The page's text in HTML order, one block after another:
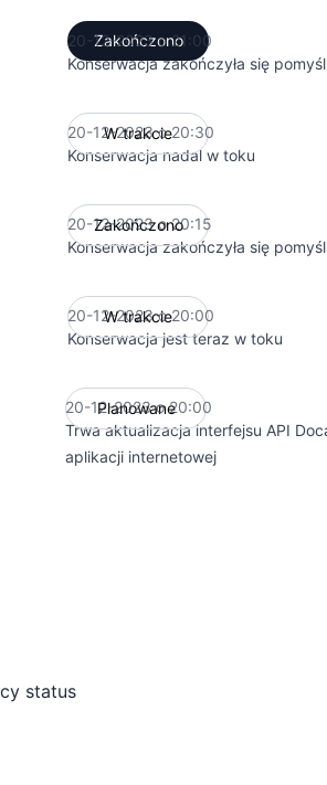
Zakończono
20-12-2023 o 21:00
Konserwacja zakończyła się
W trakcie
20-12-2023 o 20:30
Konserwacja nadal w toku
Zakończono
20-12-2023 o 20:15
Konserwacja zakończyła się
W trakcie
20-12-2023 o 20:00
Konserwacja jest teraz w toku
Planowane
20-12-2023 o 20:00
Trwa aktualizacja interfejsu API
aplikacji internetowej
status